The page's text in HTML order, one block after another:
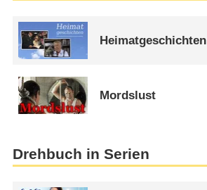
Heimatgeschichten
Mordslust
Drehbuch in Serien